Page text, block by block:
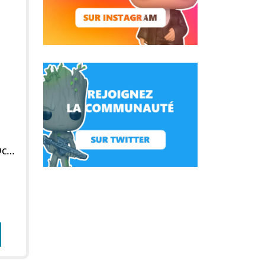
Figurine POP Batgirl (Octobre Rose)